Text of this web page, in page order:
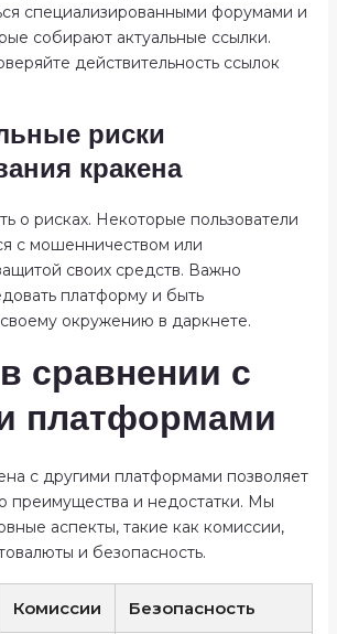
специализированными форумами и
собирают актуальные ссылки.
действительность ссылок
риски
кракена
о рисках. Некоторые пользователи
с мошенничеством или
своих средств. Важно
платформу и быть
окружению в даркнете.
сравнении с
платформами
с другими платформами позволяет
преимущества и недостатки. Мы
аспекты, такие как комиссии,
и безопасность.
Комиссии Безопасность